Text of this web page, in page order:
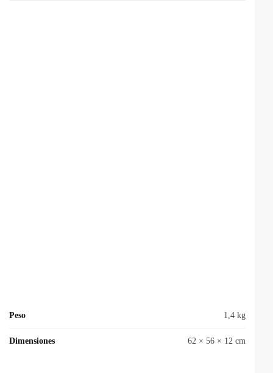
Peso 1,4 kg
Dimensiones 62 × 56 × 12 cm